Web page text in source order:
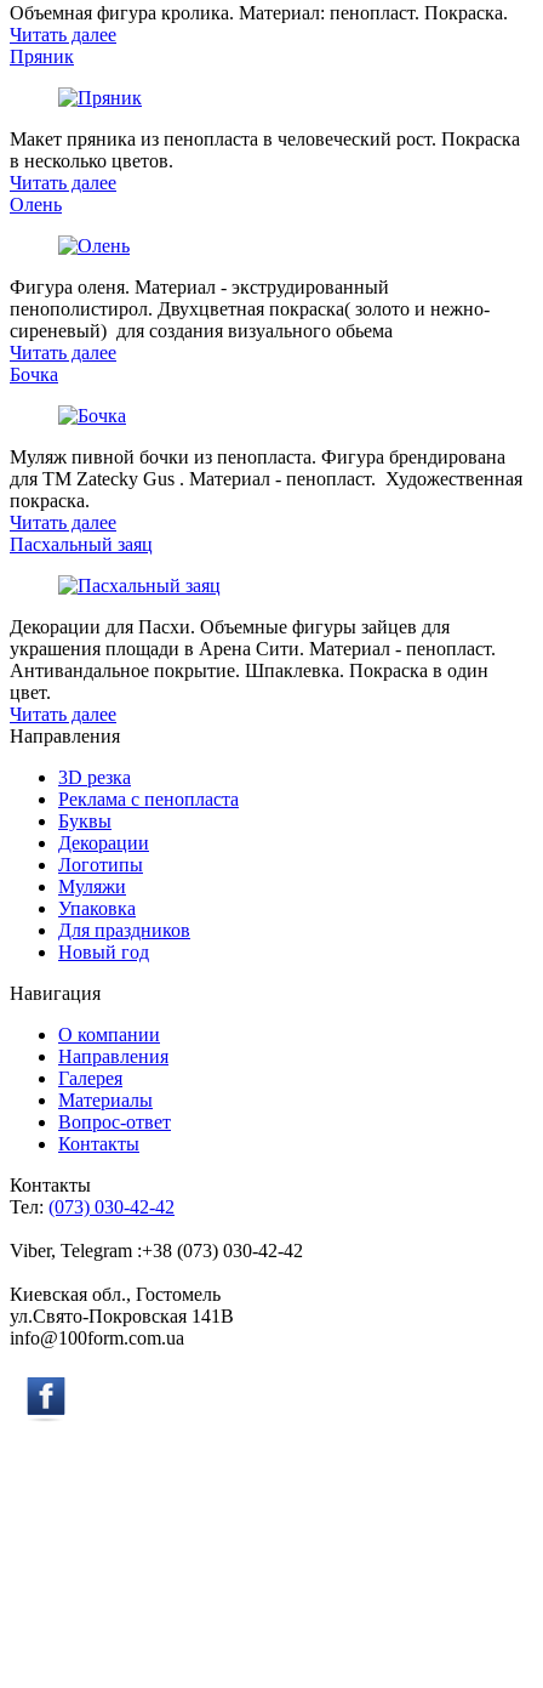
Объемная фигура кролика. Материал: пенопласт. Покраска.
Читать далее
Пряник
Макет пряника из пенопласта в человеческий рост. Покраска
в несколько цветов.
Читать далее
Олень
Фигура оленя. Материал - экструдированный
пенополистирол. Двухцветная покраска( золото и нежно-
сиреневый) для создания визуального обьема
Читать далее
Бочка
Муляж пивной бочки из пенопласта. Фигура брендирована
для ТМ Zatecky Gus . Материал - пенопласт. Художественная
покраска.
Читать далее
Пасхальный заяц
Декорации для Пасхи. Объемные фигуры зайцев для
украшения площади в Арена Сити. Материал - пенопласт.
Антивандальное покрытие. Шпаклевка. Покраска в один
цвет.
Читать далее
Направления
3D резка
Реклама с пенопласта
Буквы
Декорации
Логотипы
Муляжи
Упаковка
Для праздников
Новый год
Навигация
О компании
Направления
Галерея
Материалы
Вопрос-ответ
Контакты
Контакты
Тел: (073) 030-42-42
Viber, Telegram :+38 (073) 030-42-42
Киевская обл., Гостомель
ул.Свято-Покровская 141B
info@100form.com.ua